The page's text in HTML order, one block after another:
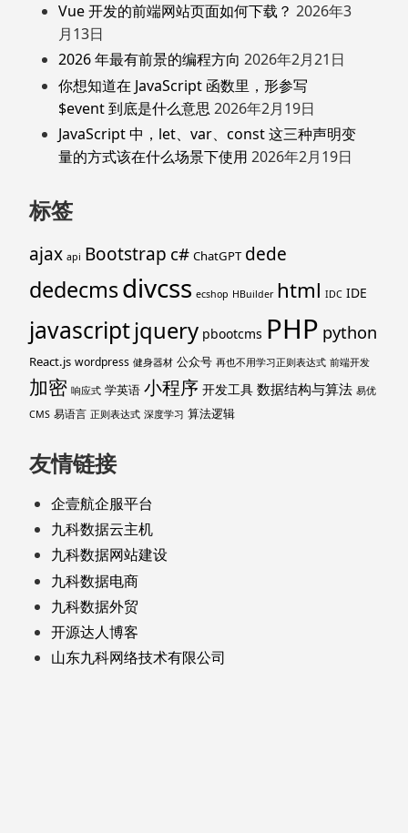
Vue 开发的前端网站页面如何下载？ 2026年3
月13日
2026 年最有前景的编程方向 2026年2月21日
你想知道在 JavaScript 函数里，形参写
$event 到底是什么意思 2026年2月19日
JavaScript 中，let、var、const 这三种声明变
量的方式该在什么场景下使用 2026年2月19日
标签
ajax api Bootstrap c# ChatGPT dede
dedecmsdivcss ecshop HBuilder html IDC IDE
javascriptjquery pbootcms PHP python
React.js wordpress 健身器材 公众号 再也不用学习正则表达式 前端开发
加密 响应式 学英语 小程序 开发工具 数据结构与算法 易优
CMS 易语言 正则表达式 深度学习 算法逻辑
友情链接
企壹航企服平台
九科数据云主机
九科数据网站建设
九科数据电商
九科数据外贸
开源达人博客
山东九科网络技术有限公司